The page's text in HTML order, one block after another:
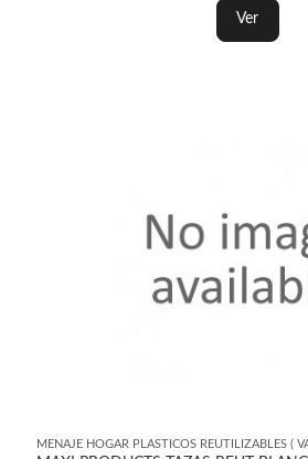
Ver
MENAJE HOGAR PLASTICOS REUTILIZABLES (